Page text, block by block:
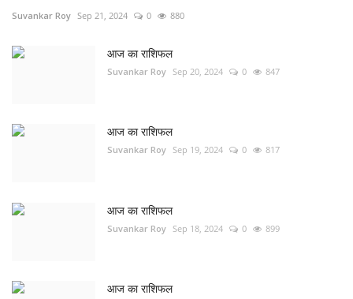
Suvankar Roy Sep 21, 2024 0 880
आज का राशिफल
Suvankar Roy Sep 20, 2024 0 847
आज का राशिफल
Suvankar Roy Sep 19, 2024 0 817
आज का राशिफल
Suvankar Roy Sep 18, 2024 0 899
आज का राशिफल